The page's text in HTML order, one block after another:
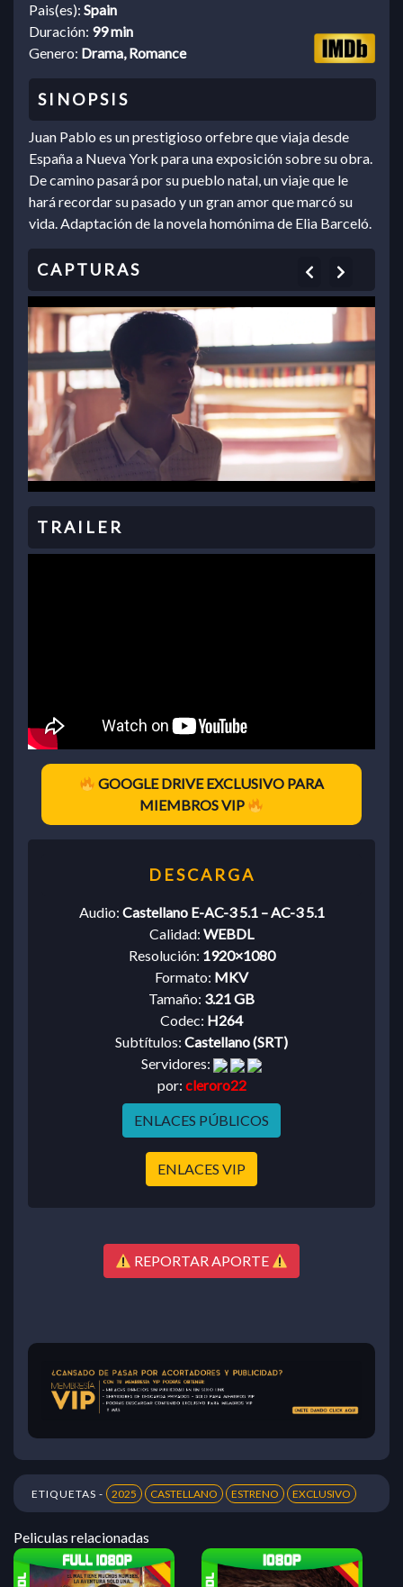
Pais(es): Spain
Duración: 99 min
Genero: Drama, Romance
Juan Pablo es un prestigioso orfebre que viaja desde
España a Nueva York para una exposición sobre su obra.
De camino pasará por su pueblo natal, un viaje que le
hará recordar su pasado y un gran amor que marcó su
vida. Adaptación de la novela homónima de Elia Barceló.
Previous
GOOGLE DRIVE EXCLUSIVO PARA
MIEMBROS VIP
Audio: Castellano E-AC-3 5.1 – AC-3 5.1
Calidad: WEBDL
Resolución: 1920×1080
Formato: MKV
Tamaño: 3.21 GB
Codec: H264
Subtítulos: Castellano (SRT)
Servidores:
por: cleroro22
ENLACES PÚBLICOS
ENLACES VIP
REPORTAR APORTE
ETIQUETAS - 2025 CASTELLANO ESTRENO EXCLUSIVO
Peliculas relacionadas